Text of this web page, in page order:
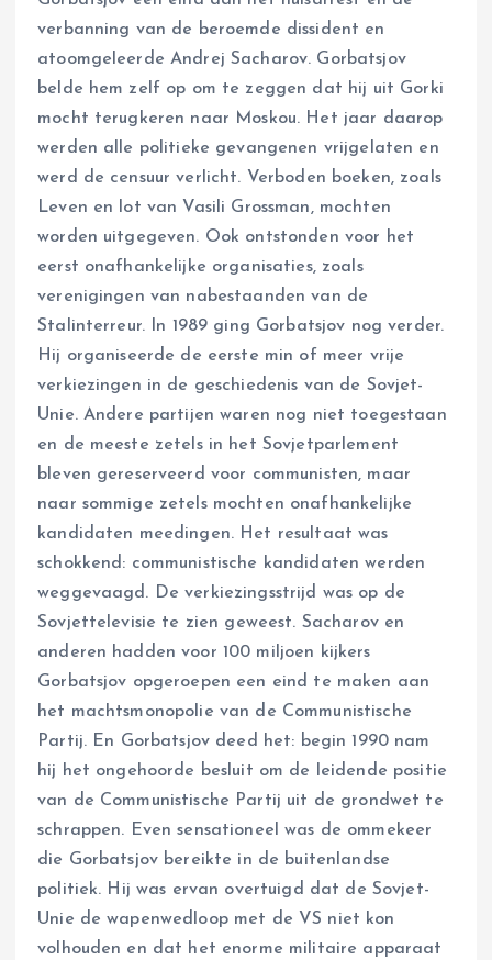
verbanning van de beroemde dissident en
atoomgeleerde Andrej Sacharov. Gorbatsjov
belde hem zelf op om te zeggen dat hij uit Gorki
mocht terugkeren naar Moskou. Het jaar daarop
werden alle politieke gevangenen vrijgelaten en
werd de censuur verlicht. Verboden boeken, zoals
Leven en lot van Vasili Grossman, mochten
worden uitgegeven. Ook ontstonden voor het
eerst onafhankelijke organisaties, zoals
verenigingen van nabestaanden van de
Stalinterreur. In 1989 ging Gorbatsjov nog verder.
Hij organiseerde de eerste min of meer vrije
verkiezingen in de geschiedenis van de Sovjet-
Unie. Andere partijen waren nog niet toegestaan
en de meeste zetels in het Sovjetparlement
bleven gereserveerd voor communisten, maar
naar sommige zetels mochten onafhankelijke
kandidaten meedingen. Het resultaat was
schokkend: communistische kandidaten werden
weggevaagd. De verkiezingsstrijd was op de
Sovjettelevisie te zien geweest. Sacharov en
anderen hadden voor 100 miljoen kijkers
Gorbatsjov opgeroepen een eind te maken aan
het machtsmonopolie van de Communistische
Partij. En Gorbatsjov deed het: begin 1990 nam
hij het ongehoorde besluit om de leidende positie
van de Communistische Partij uit de grondwet te
schrappen. Even sensationeel was de ommekeer
die Gorbatsjov bereikte in de buitenlandse
politiek. Hij was ervan overtuigd dat de Sovjet-
Unie de wapenwedloop met de VS niet kon
volhouden en dat het enorme militaire apparaat